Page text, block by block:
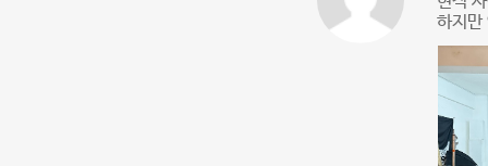
하지만